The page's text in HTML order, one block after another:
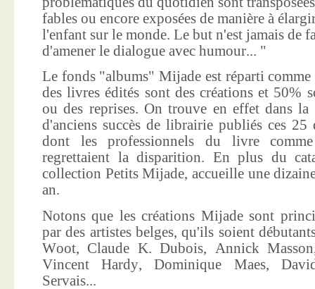
fables ou encore exposées de manière à
l'enfant sur le monde. Le but n'est jamais de
d'amener le dialogue avec humour... "
Le fonds "albums" Mijade est réparti
des livres édités sont des créations et 50%
ou des reprises. On trouve en effet dans
d'anciens succès de librairie publiés ces 25
dont les professionnels du livre
regrettaient la disparition. En plus du
collection Petits Mijade, accueille une
an.
Notons que les créations Mijade sont
par des artistes belges, qu'ils soient
Woot, Claude K. Dubois, Annick
Vincent Hardy, Dominique Maes,
Servais...